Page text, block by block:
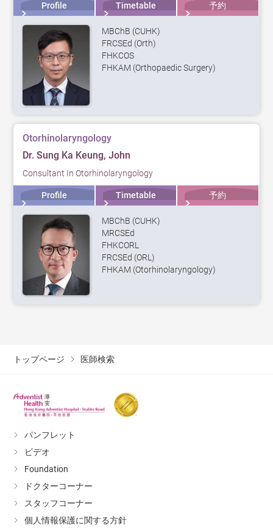
Profile Timetable 予約
MBChB (CUHK)
FRCSEd (Orth)
FHKCOS
FHKAM (Orthopaedic Surgery)
Otorhinolaryngology
Dr. Sung Ka Keung, John
Consultant In Otorhinolaryngology
Profile Timetable 予約
MBChB (CUHK)
MRCSEd
FHKCORL
FRCSEd (ORL)
FHKAM (Otorhinolaryngology)
トップページ 医師検索
パンフレット
ビデオ
Foundation
ドクターコーナー
スタッフコーナー
個人情報保護に関する方針